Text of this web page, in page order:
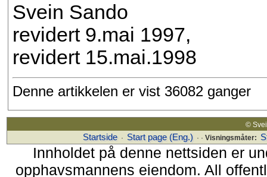
Svein Sando
revidert 9.mai 1997,
revidert 15.mai.1998
Denne artikkelen er vist 36082 ganger
©
Startside · Start page (Eng.) · · Visningsmåter:
Innholdet på denne nettsiden er
opphavsmannens eiendom. All